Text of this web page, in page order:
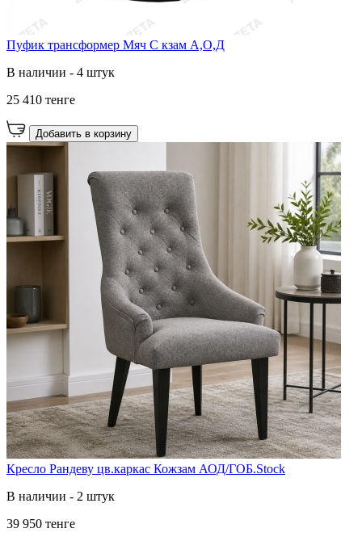
Пуфик трансформер Мяч С кзам А,О,Д
В наличии - 4 штук
25 410 тенге
Добавить в корзину
Кресло Рандеву цв.каркас Кожзам АОД/ГОБ.Stock
В наличии - 2 штук
39 950 тенге